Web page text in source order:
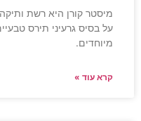
מיסטר קורן היא רשת
על בסיס גרעיני תירס
מיוחדים.
קרא עוד »